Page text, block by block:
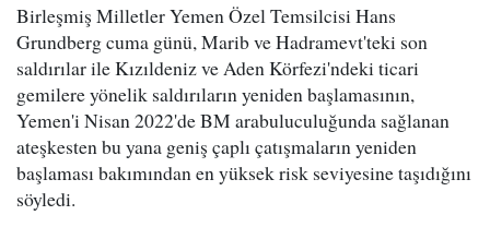
Birleşmiş Milletler Yemen Özel Temsilcisi Hans
Grundberg cuma günü, Marib ve Hadramevt'teki son
saldırılar ile Kızıldeniz ve Aden Körfezi'ndeki ticari
gemilere yönelik saldırıların yeniden başlamasının,
Yemen'i Nisan 2022'de BM arabuluculuğunda sağlanan
ateşkesten bu yana geniş çaplı çatışmaların yeniden
başlaması bakımından en yüksek risk seviyesine taşıdığını
söyledi.